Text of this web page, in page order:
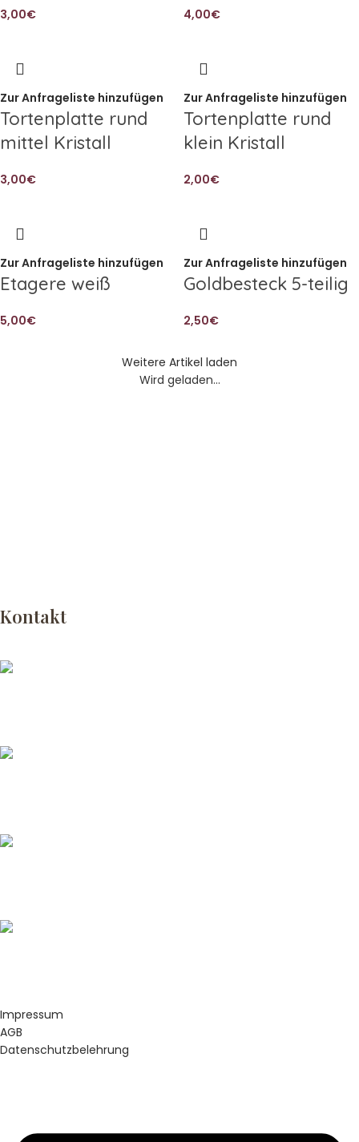
3,00€ 4,00€
Zur Anfrageliste hinzufügen
Tortenplatte rund
mittel Kristall
3,00€
Zur Anfrageliste hinzufügen
Tortenplatte rund
klein Kristall
2,00€
Zur Anfrageliste hinzufügen
Etagere weiß
5,00€
Zur Anfrageliste hinzufügen
Goldbesteck 5-teilig
2,50€
Weitere Artikel laden
Wird geladen...
Kontakt
Impressum
AGB
Datenschutzbelehrung